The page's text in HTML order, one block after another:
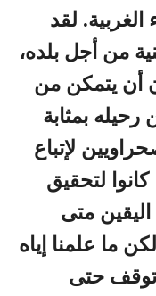
لقد
من أجل بلده،
أن يتمكن من
رحيله بمثابة
لإتباع
لتحقيق
متى
ما علمنا إياه
توقف حتى